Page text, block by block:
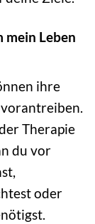
mein Leben
ihre
Therapie
du vor
oder